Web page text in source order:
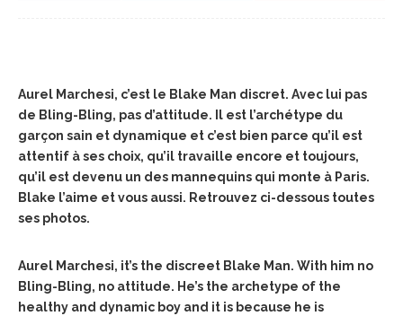
Aurel Marchesi, c’est le Blake Man discret. Avec lui pas
de Bling-Bling, pas d’attitude. Il est l’archétype du
garçon sain et dynamique et c’est bien parce qu’il est
attentif à ses choix, qu’il travaille encore et toujours,
qu’il est devenu un des mannequins qui monte à Paris.
Blake l’aime et vous aussi. Retrouvez ci-dessous toutes
ses photos.
Aurel Marchesi, it’s the discreet Blake Man. With him no
Bling-Bling, no attitude. He’s the archetype of the
healthy and dynamic boy and it is because he is